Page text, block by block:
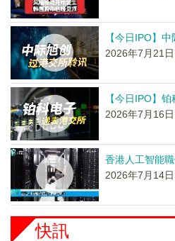
【今日IPO】
2026年7月21
【今日IPO】
2026年7月16
香港人工智能
2026年7月14
快訊